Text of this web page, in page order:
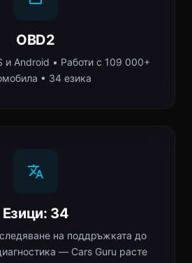
OBD2
и Android • Работи с 109 000+
• 34 езика
Езици: 34
на поддръжката до
— Cars Guru расте